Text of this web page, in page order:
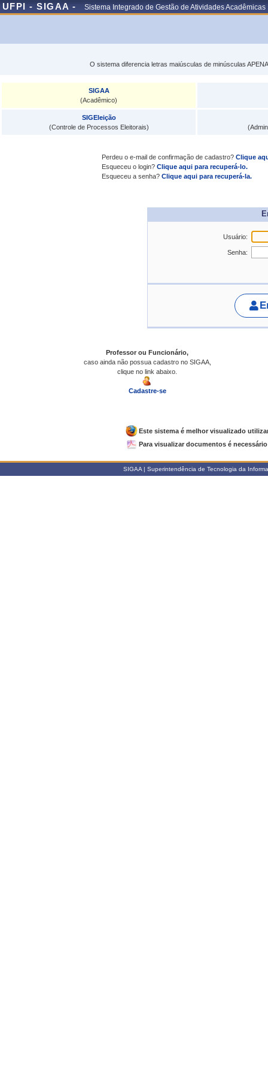
UFPI - SIGAA - Sistema Integrado de Gestão de Atividades Acadêmicas
O sistema diferencia letras maiúsculas de minúsculas
SIGAA
(Acadêmico)
SIGEleição
(Controle de Processos Eleitorais)
Perdeu o e-mail de confirmação de cadastro? Clique
Esqueceu o login? Clique aqui para recuperá-lo.
Esqueceu a senha? Clique aqui para recuperá-la.
Usuário:
Senha:
Professor ou Funcionário,
caso ainda não possua cadastro no SIGAA,
clique no link abaixo.
Cadastre-se
Este sistema é melhor visualizado
Para visualizar documentos é
SIGAA | Superintendência de Tecnologia da